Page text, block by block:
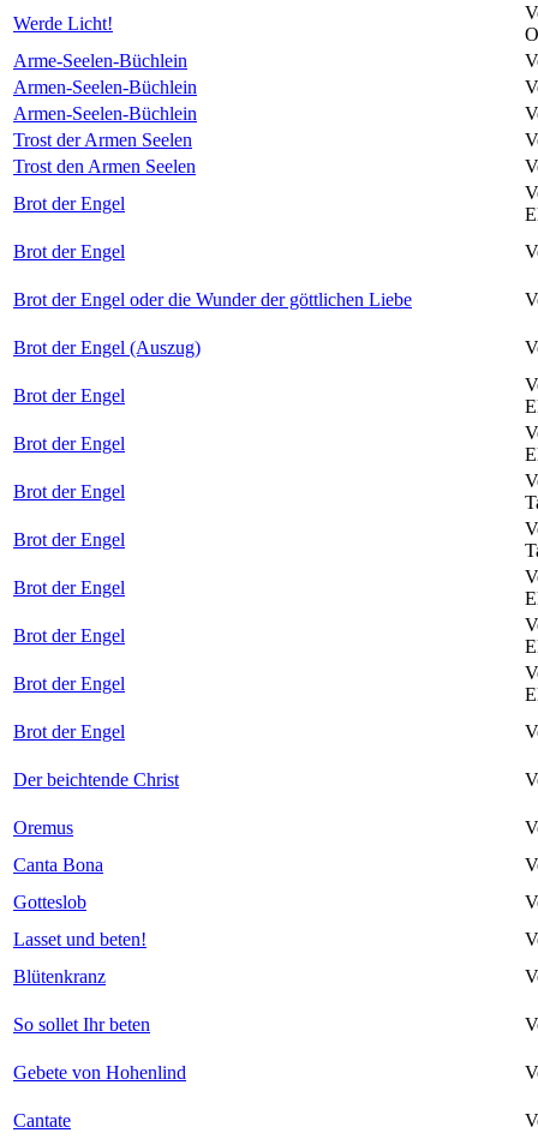
Werde Licht!
Arme-Seelen-Büchlein
Armen-Seelen-Büchlein
Armen-Seelen-Büchlein
Trost der Armen Seelen
Trost den Armen Seelen
Brot der Engel
Brot der Engel
Brot der Engel oder die Wunder der göttlichen Liebe
Brot der Engel (Auszug)
Brot der Engel
Brot der Engel
Brot der Engel
Brot der Engel
Brot der Engel
Brot der Engel
Brot der Engel
Brot der Engel
Der beichtende Christ
Oremus
Canta Bona
Gotteslob
Lasset und beten!
Blütenkranz
So sollet Ihr beten
Gebete von Hohenlind
Cantate